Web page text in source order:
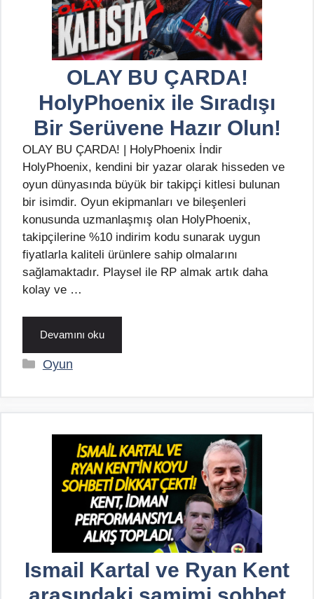
OLAY BU ÇARDA!
HolyPhoenix ile Sıradışı
Bir Serüvene Hazır Olun!
OLAY BU ÇARDA! | HolyPhoenix İndir
HolyPhoenix, kendini bir yazar olarak hisseden ve
oyun dünyasında büyük bir takipçi kitlesi bulunan
bir isimdir. Oyun ekipmanları ve bileşenleri
konusunda uzmanlaşmış olan HolyPhoenix,
takipçilerine %10 indirim kodu sunarak uygun
fiyatlarla kaliteli ürünlere sahip olmalarını
sağlamaktadır. Playsel ile RP almak artık daha
kolay ve …
Devamını oku
Kategoriler
Oyun
Ismail Kartal ve Ryan Kent